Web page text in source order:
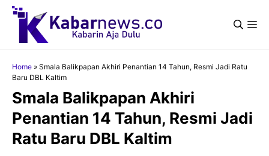
Langsung
Home » Smala Balikpapan Akhiri Penantian 14 Tahun, Resmi Jadi Ratu
Baru DBL Kaltim
Smala Balikpapan Akhiri
Penantian 14 Tahun, Resmi Jadi
Ratu Baru DBL Kaltim